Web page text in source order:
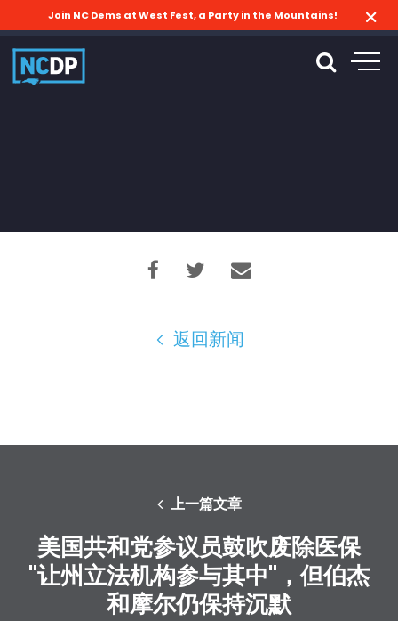
Join NC Dems at West Fest, a Party in the Mountains!
返回新闻
上一篇文章
美国共和党参议员鼓吹废除医保
"让州立法机构参与其中"，但伯杰
和摩尔仍保持沉默